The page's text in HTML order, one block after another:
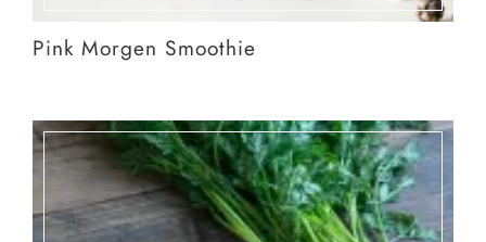
Pink Morgen Smoothie